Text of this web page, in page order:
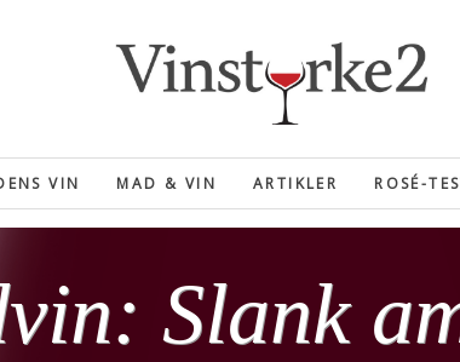
VIN MAD & VIN ARTIKLER ROSÉ-
Slank